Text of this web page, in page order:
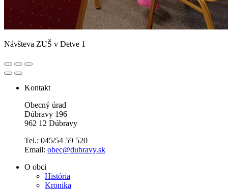
Návšteva ZUŠ v Detve 1
Kontakt
Obecný úrad
Dúbravy 196
962 12 Dúbravy
Tel.: 045/54 59 520
Email: obec@dubravy.sk
O obci
História
Kronika